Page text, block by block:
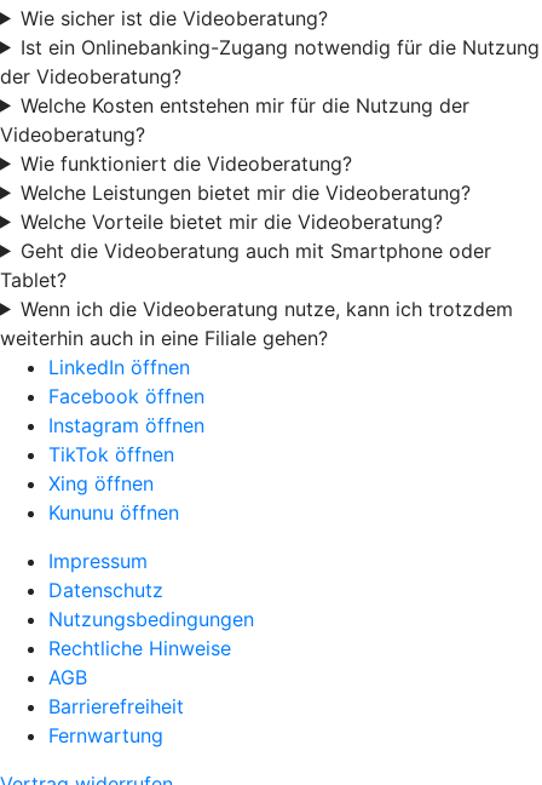
Wie sicher ist die Videoberatung?
Ist ein Onlinebanking-Zugang notwendig für die Nutzung
der Videoberatung?
Welche Kosten entstehen mir für die Nutzung der
Videoberatung?
Wie funktioniert die Videoberatung?
Welche Leistungen bietet mir die Videoberatung?
Welche Vorteile bietet mir die Videoberatung?
Geht die Videoberatung auch mit Smartphone oder
Tablet?
Wenn ich die Videoberatung nutze, kann ich trotzdem
weiterhin auch in eine Filiale gehen?
LinkedIn öffnen
Facebook öffnen
Instagram öffnen
TikTok öffnen
Xing öffnen
Kununu öffnen
Impressum
Datenschutz
Nutzungsbedingungen
Rechtliche Hinweise
AGB
Barrierefreiheit
Fernwartung